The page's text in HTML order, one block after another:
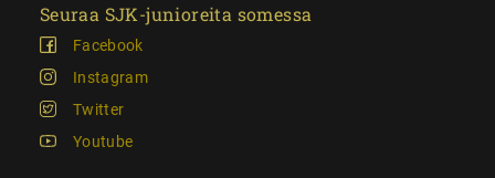
Seuraa SJK-junioreita somessa
Facebook
Instagram
Twitter
Youtube